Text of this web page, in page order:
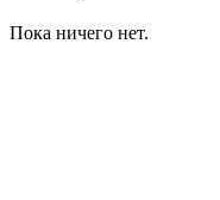
Пока ничего нет.